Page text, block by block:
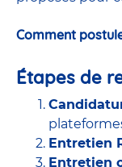
Comment
Étapes de
Entretien
Entretien